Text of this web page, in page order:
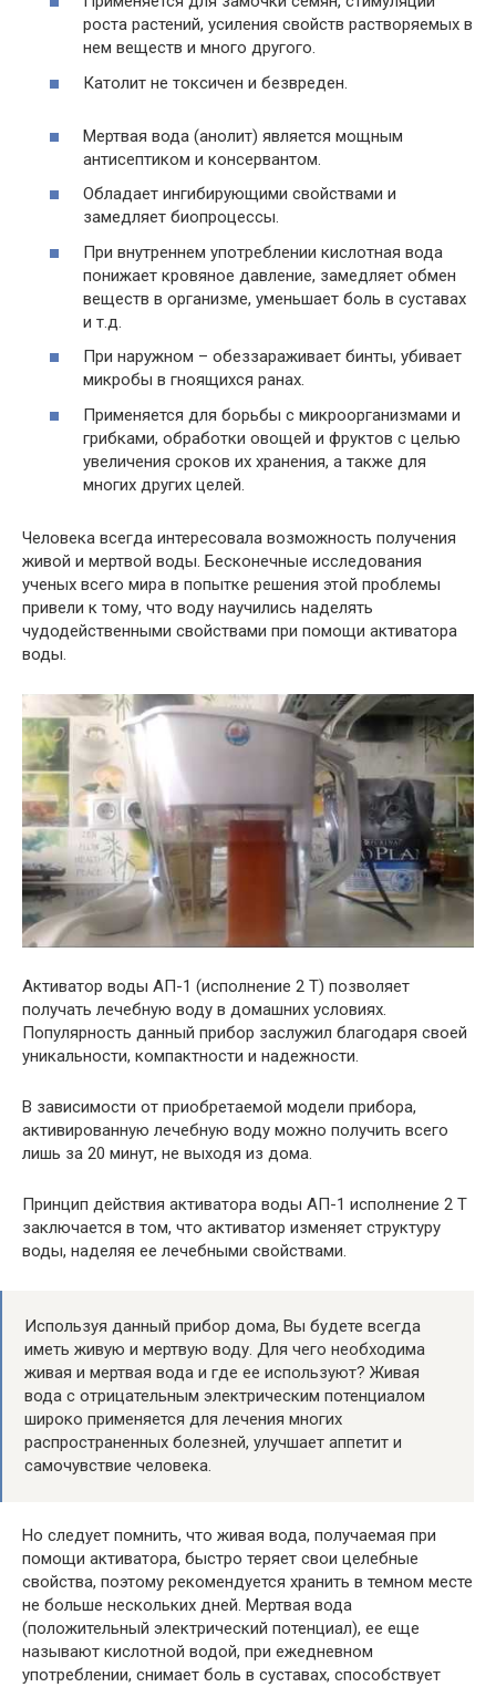
роста растений, усиления свойств растворяемых в
нем веществ и много другого.
Католит не токсичен и безвреден.
Мертвая вода (анолит) является мощным
антисептиком и консервантом.
Обладает ингибирующими свойствами и
замедляет биопроцессы.
При внутреннем употреблении кислотная вода
понижает кровяное давление, замедляет обмен
веществ в организме, уменьшает боль в суставах
и т.д.
При наружном – обеззараживает бинты, убивает
микробы в гноящихся ранах.
Применяется для борьбы с микроорганизмами и
грибками, обработки овощей и фруктов с целью
увеличения сроков их хранения, а также для
многих других целей.
Человека всегда интересовала возможность получения
живой и мертвой воды. Бесконечные исследования
ученых всего мира в попытке решения этой проблемы
привели к тому, что воду научились наделять
чудодейственными свойствами при помощи активатора
воды.
Активатор воды АП-1 (исполнение 2 Т) позволяет
получать лечебную воду в домашних условиях.
Популярность данный прибор заслужил благодаря своей
уникальности, компактности и надежности.
В зависимости от приобретаемой модели прибора,
активированную лечебную воду можно получить всего
лишь за 20 минут, не выходя из дома.
Принцип действия активатора воды АП-1 исполнение 2 Т
заключается в том, что активатор изменяет структуру
воды, наделяя ее лечебными свойствами.
Используя данный прибор дома, Вы будете всегда
иметь живую и мертвую воду. Для чего необходима
живая и мертвая вода и где ее используют? Живая
вода с отрицательным электрическим потенциалом
широко применяется для лечения многих
распространенных болезней, улучшает аппетит и
самочувствие человека.
Но следует помнить, что живая вода, получаемая при
помощи активатора, быстро теряет свои целебные
свойства, поэтому рекомендуется хранить в темном месте
не больше нескольких дней. Мертвая вода
(положительный электрический потенциал), ее еще
называют кислотной водой, при ежедневном
употреблении, снимает боль в суставах, способствует